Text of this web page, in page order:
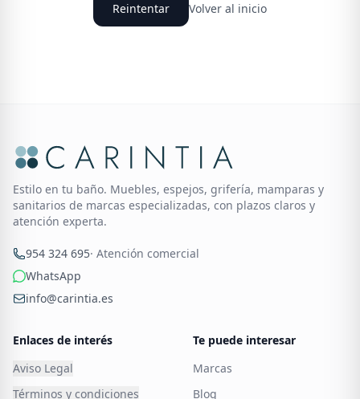
Reintentar Volver al inicio
Estilo en tu baño. Muebles, espejos, grifería, mamparas y
sanitarios de marcas especializadas, con plazos claros y
atención experta.
954 324 695· Atención comercial
WhatsApp
info@carintia.es
Enlaces de interés
Aviso Legal
Términos y condiciones
Te puede interesar
Marcas
Blog